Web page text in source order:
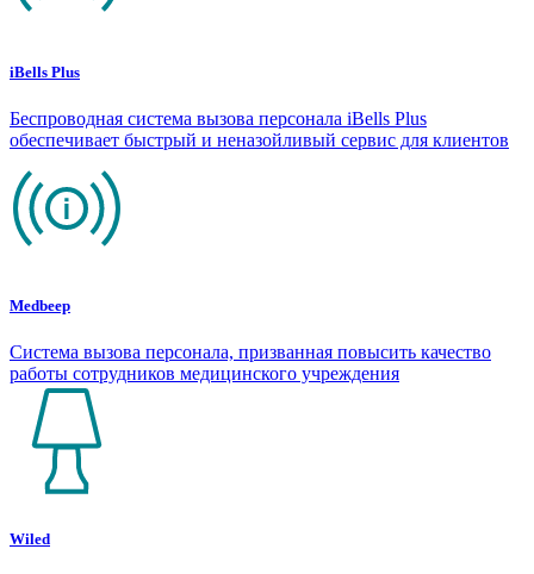
iBells Plus
Беспроводная система вызова персонала iBells Plus
обеспечивает быстрый и неназойливый сервис для клиентов
Medbeep
Система вызова персонала, призванная повысить качество
работы сотрудников медицинского учреждения
Wiled